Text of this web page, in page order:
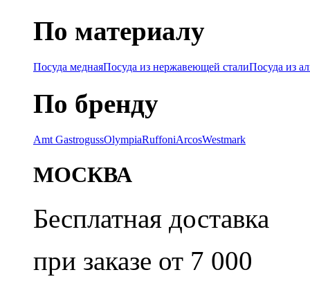
По материалу
Посуда меднаяПосуда из нержавеющей сталиПосуда из
По бренду
Amt GastrogussOlympiaRuffoniArcosWestmark
МОСКВА
Бесплатная доставка
при заказе от 7 000